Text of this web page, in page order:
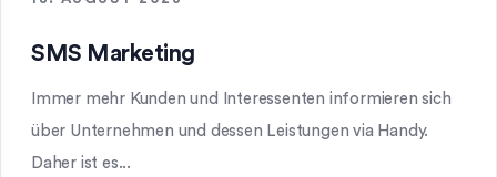
SMS Marketing
Immer mehr Kunden und Interessenten informieren sich
über Unternehmen und dessen Leistungen via Handy.
Daher ist es...